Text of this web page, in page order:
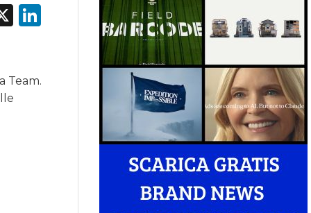
X LinkedIn
Team.